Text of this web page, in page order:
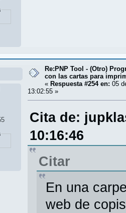
Re:PNP Tool - (Otro)
con las cartas para
« Respuesta #254 en: 05
13:02:55 »
Cita de:
10:16:46
Citar
En una
web de